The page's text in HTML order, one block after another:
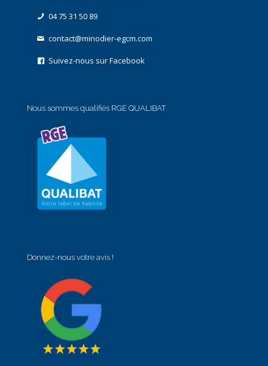
04 75 31 50 89
contact@minodier-egcm.com
Suivez-nous sur Facebook
Nous sommes qualifiés RGE QUALIBAT
Donnez-nous votre avis !